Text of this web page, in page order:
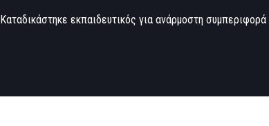
Καταδικάστηκε εκπαιδευτικός για ανάρμοστη συμπεριφορά